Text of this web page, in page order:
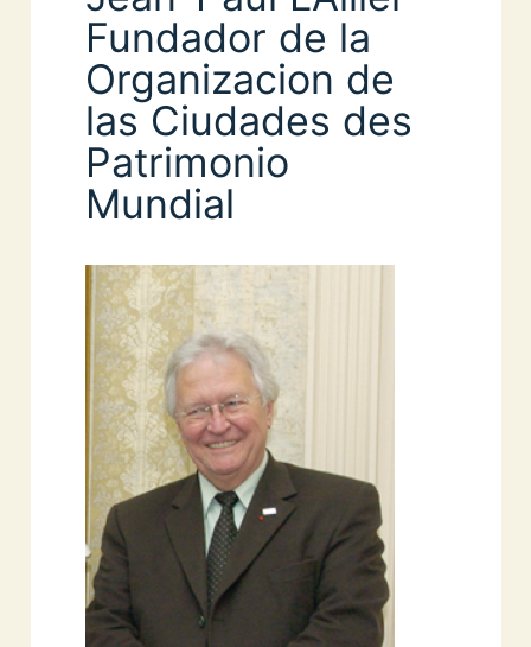
Fundador de la
Organizacion de
las Ciudades des
Patrimonio
Mundial